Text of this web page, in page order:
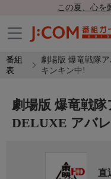
この夏、心を
番組
表
劇場版 爆竜戦隊
キンキン中!
劇場版 爆竜戦
DELUXE アバ
直